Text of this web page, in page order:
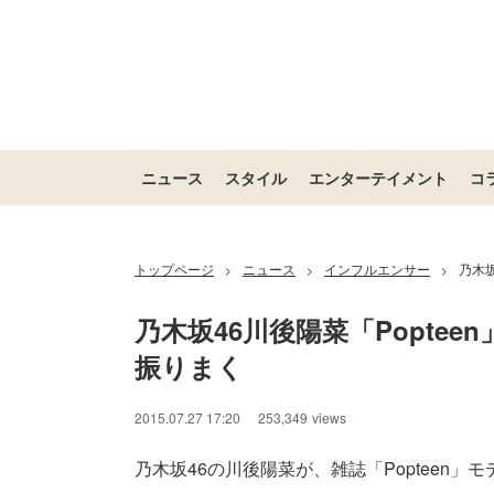
ニュース スタイル エンターテイメント コ
トップページ > ニュース > インフルエンサー > 乃木
乃木坂46川後陽菜「
振りまく
2015.07.27 17:20 253,349 views
乃木坂46の川後陽菜が、雑誌「Popteen」